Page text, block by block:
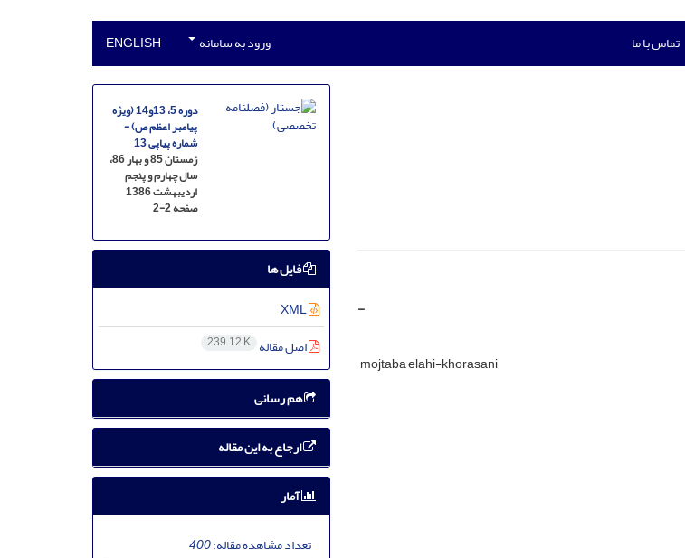
تماس با ما ورود به سامانه ENGLISH
-
mojtaba elahi-khorasani
دوره 5، 13و14 (ویژه
پیامبر اعظم ص) -
شماره پیاپی 13
زمستان 85 و بهار 86،
سال چهارم و پنجم
اردیبهشت 1386
صفحه2-2
فایل ها
XML
اصل مقاله 239.12 K
هم رسانی
ارجاع به این مقاله
آمار
تعداد مشاهده مقاله:400